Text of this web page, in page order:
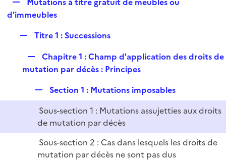
r
ie
l
r
d'immeubles
p
l
Titre 1 : Successions
e
l
i
e
r
Chapitre 1 : Champ d'application des droits de
mutation par décès : Principes
e
p
l
Section 1 : Mutations imposables
Sous-section 1 : Mutations assujetties aux droits
de mutation par décès
Sous-section 2 : Cas dans lesquels les droits de
mutation par décès ne sont pas dus